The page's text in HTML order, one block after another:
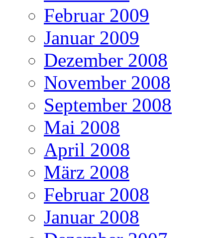
Februar 2009
Januar 2009
Dezember 2008
November 2008
September 2008
Mai 2008
April 2008
März 2008
Februar 2008
Januar 2008